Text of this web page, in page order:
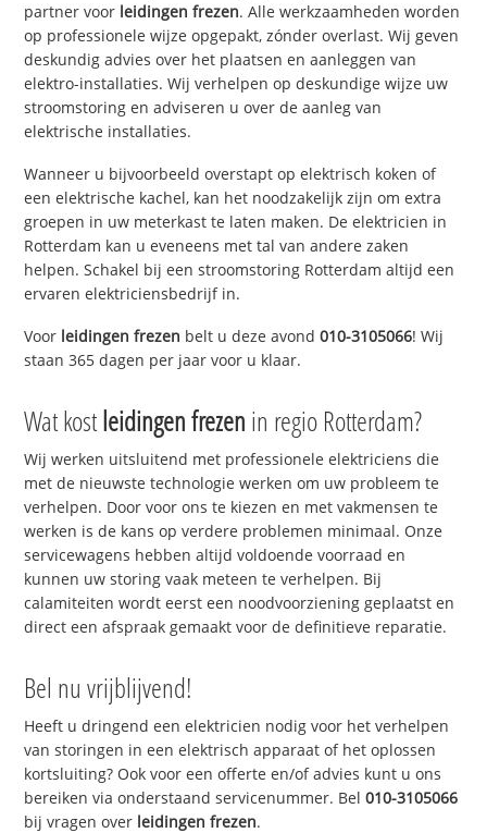
partner voor leidingen frezen. Alle werkzaamheden worden
op professionele wijze opgepakt, zónder overlast. Wij geven
deskundig advies over het plaatsen en aanleggen van
elektro-installaties. Wij verhelpen op deskundige wijze uw
stroomstoring en adviseren u over de aanleg van
elektrische installaties.
Wanneer u bijvoorbeeld overstapt op elektrisch koken of
een elektrische kachel, kan het noodzakelijk zijn om extra
groepen in uw meterkast te laten maken. De elektricien in
Rotterdam kan u eveneens met tal van andere zaken
helpen. Schakel bij een stroomstoring Rotterdam altijd een
ervaren elektriciensbedrijf in.
Voor leidingen frezen belt u deze avond010-3105066! Wij
staan 365 dagen per jaar voor u klaar.
Wat kostleidingen frezen in regio Rotterdam?
Wij werken uitsluitend met professionele elektriciens die
met de nieuwste technologie werken om uw probleem te
verhelpen. Door voor ons te kiezen en met vakmensen te
werken is de kans op verdere problemen minimaal. Onze
servicewagens hebben altijd voldoende voorraad en
kunnen uw storing vaak meteen te verhelpen. Bij
calamiteiten wordt eerst een noodvoorziening geplaatst en
direct een afspraak gemaakt voor de definitieve reparatie.
Bel nu vrijblijvend!
Heeft u dringend een elektricien nodig voor het verhelpen
van storingen in een elektrisch apparaat of het oplossen
kortsluiting? Ook voor een offerte en/of advies kunt u ons
bereiken via onderstaand servicenummer. Bel010-3105066
bij vragen over leidingen frezen.